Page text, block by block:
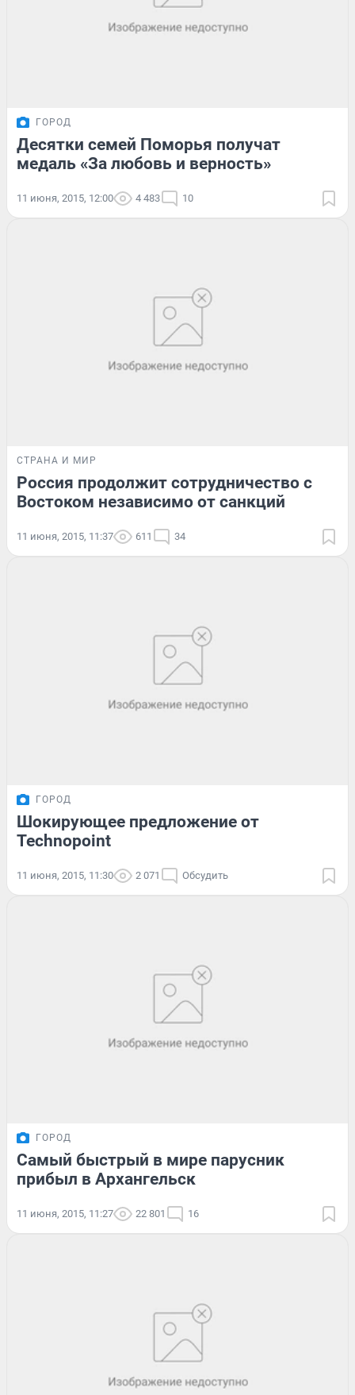
ГОРОД
Десятки семей Поморья получат
медаль «За любовь и верность»
11 июня, 2015, 12:00 4 483 10
СТРАНА И МИР
Россия продолжит сотрудничество с
Востоком независимо от санкций
11 июня, 2015, 11:37 611 34
ГОРОД
Шокирующее предложение от
Technopoint
11 июня, 2015, 11:30 2 071 Обсудить
ГОРОД
Самый быстрый в мире парусник
прибыл в Архангельск
11 июня, 2015, 11:27 22 801 16